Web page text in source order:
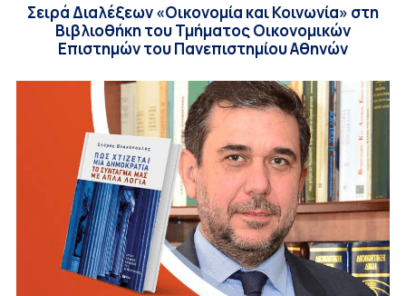
Σειρά Διαλέξεων «Οικονομία και Κοινωνία» στη
Βιβλιοθήκη του Τμήματος Οικονομικών
Επιστημών του Πανεπιστημίου Αθηνών